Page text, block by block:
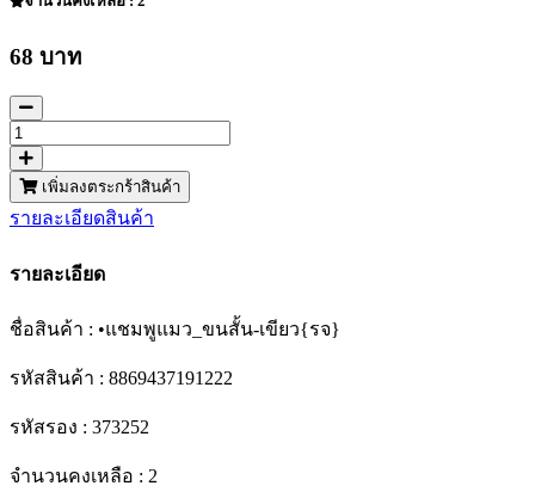
68 บาท
เพิ่มลงตระกร้าสินค้า
รายละเอียดสินค้า
รายละเอียด
ชื่อสินค้า : •แชมพูแมว_ขนสั้น-เขียว{รจ}
รหัสสินค้า : 8869437191222
รหัสรอง : 373252
จำนวนคงเหลือ : 2